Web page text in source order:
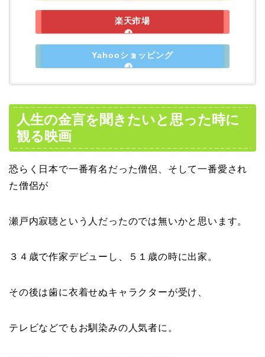
楽天市場
Yahooショッピング
人生の金言を聞きたいと思った時に
観る映画
恐らく日本で一番有名だった僧侶、そして一番愛され
た僧侶が
瀬戸内寂聴という人だったのでは無いかと思います。
３４歳で作家デビューし、５１歳の時に出家。
その後は歯に衣着せぬキャラクターが受け、
テレビなどでもお馴染みの人気者に。